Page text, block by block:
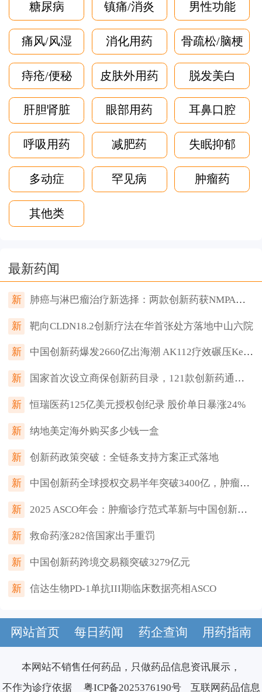
糖尿病 镇痛/消炎 男性功能
痛风/风湿 消化用药 骨疏松/脑梗
痔疮/便秘 皮肤外用药 脱发美白
肝胆肾脏 眼部用药 耳鼻口腔
呼吸用药 减肥药 失眠抑郁
多动症 罕见病 肿瘤药
其他类
最新药闻
新 肺癌与淋巴瘤治疗新选择：两款创新药获NMPA批准上市
新 靶向CLDN18.2创新疗法在华首张处方落地中山六院
新 中国创新药爆发2660亿出海潮 AK112疗效碾压Keytruda两倍
新 国家首次设立商保创新药目录，121款创新药通过审查
新 恒瑞医药125亿美元授权创纪录 股价单日暴涨24%
新 纳地美定海外购买多少钱一盒
新 创新药政策突破：全链条支持方案正式落地
新 中国创新药全球授权交易半年突破3400亿，肿瘤与代谢领域领跑
新 2025 ASCO年会：肿瘤诊疗范式革新与中国创新药全球突破
新 救命药涨282倍国家出手重罚
新 中国创新药跨境交易额突破3279亿元
新 信达生物PD-1单抗III期临床数据亮相ASCO
网站首页 每日药闻 药企查询 用药指南
本网站不销售任何药品，只做药品信息资讯展示，
不作为诊疗依据 粤ICP备2025376190号 互联网药品信息